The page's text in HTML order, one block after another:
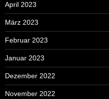
April 2023
März 2023
Februar 2023
Januar 2023
Dezember 2022
November 2022